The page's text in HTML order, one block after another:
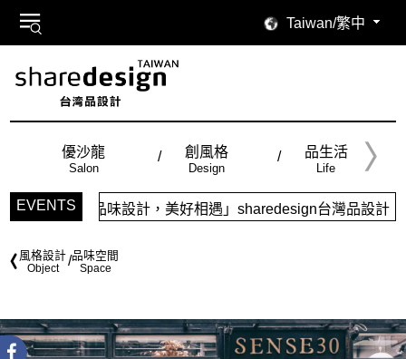
Taiwan/繁中
優沙龍
Salon
創風格
Design
品生活
Life
EVENTS
品味設計，美好相遇」sharedesign台灣品設計，五大特色主
風格設計
Object
品味空間
Space